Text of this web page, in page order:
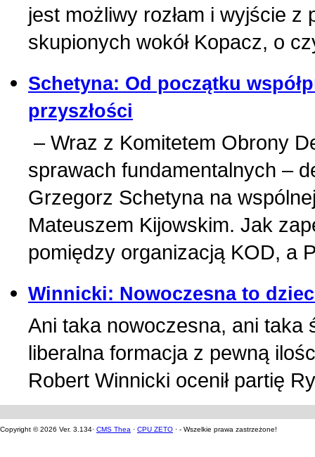
jest możliwy rozłam i wyjście z
skupionych wokół Kopacz, o
Schetyna: Od początku
przyszłości
– Wraz z Komitetem Obrony
sprawach fundamentalnych –
Grzegorz Schetyna na
Mateuszem Kijowskim. Jak
pomiędzy organizacją KOD, a
Winnicki: Nowoczesna to
Ani taka nowoczesna, ani taka
liberalna formacja z pewną
Robert Winnicki ocenił partię
Copyright © 2026 Ver. 3.134· CMS Thea · CPU ZETO · - Wszelkie prawa zastrzeżone!